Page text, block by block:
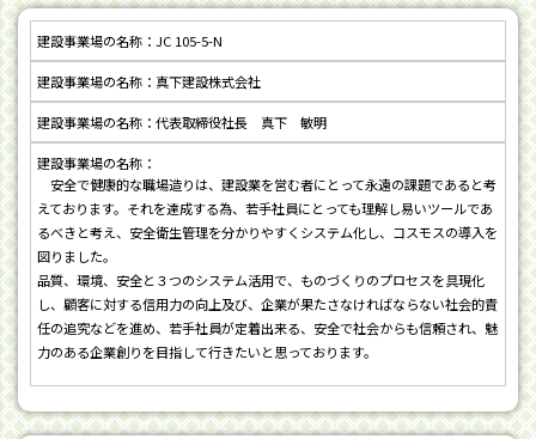
JC 105-5-N
真下建設株式会社
代表取締役社長 真下 敏明
安全で健康的な職場造りは、建設業を営む者にとって永遠の課題であると考
えております。それを達成する為、若手社員にとっても理解し易いツールであ
るべきと考え、安全衛生管理を分かりやすくシステム化し、コスモスの導入を
図りました。
品質、環境、安全と３つのシステム活用で、ものづくりのプロセスを具現化
し、顧客に対する信用力の向上及び、企業が果たさなければならない社会的責
任の追究などを進め、若手社員が定着出来る、安全で社会からも信頼され、魅
力のある企業創りを目指して行きたいと思っております。